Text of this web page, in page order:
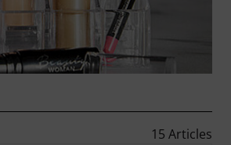
15 Articles